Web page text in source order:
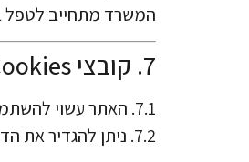
המשרד מתחייב לטפל
7. קובצי Cookies
7.1. האתר עשוי להשתמש ב־Cookies לצורך תפעול תקין, אבטחה ושיפור חוויית המשתמשת.
7.2. ניתן להגדיר את הדפדפן כך שיסרב לשימוש בעוגיות, אך ייתכן שחלק מהשירותים לא יפעלו באופן תקין.